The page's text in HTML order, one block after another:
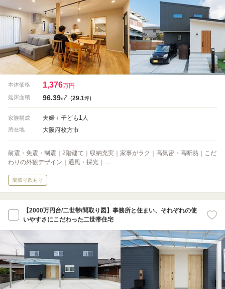
本体価格 1,376万円
延床面積 96.39m2 (29.1坪)
家族構成 夫婦＋子ども1人
所在地 大阪府枚方市
耐震・免震・制震｜2階建て｜収納充実｜家事がラク｜高気密・高断熱｜こだ
わりの外観デザイン｜通風・採光｜…
間取り図あり
【2000万円台/二世帯/間取り図】事務所と住まい、それぞれの使
いやすさにこだわった二世帯住宅